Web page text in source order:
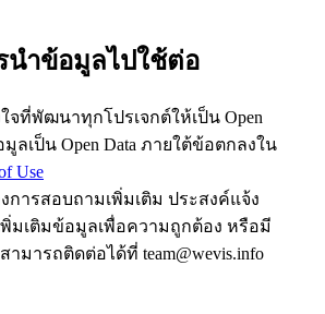
นำข้อมูลไปใช้ต่อ
ที่พัฒนาทุกโปรเจกต์ให้เป็น Open
มูลเป็น Open Data ภายใต้ข้อตกลงใน
Use
ารสอบถามเพิ่มเติม ประสงค์แจ้ง
พิ่มเติมข้อมูลเพื่อความถูกต้อง หรือมี
ามารถติดต่อได้ที่ team@wevis.info